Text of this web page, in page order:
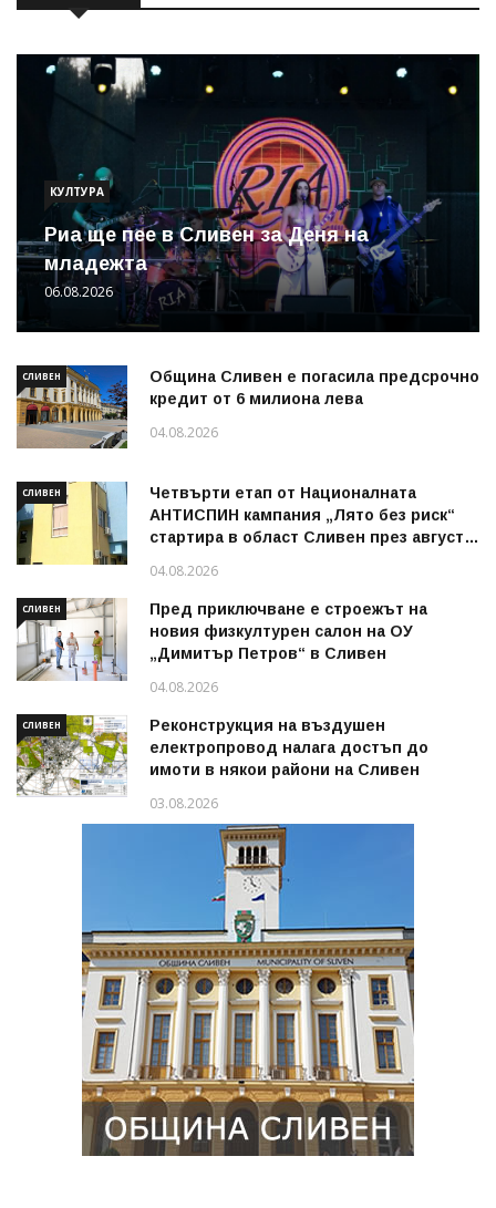
КУЛТУРА
Риа ще пее в Сливен за Деня на
младежта
06.08.2026
СЛИВЕН
Община Сливен е погасила предсрочно
кредит от 6 милиона лева
04.08.2026
СЛИВЕН
Четвърти етап от Националната
АНТИСПИН кампания „Лято без риск“
стартира в област Сливен през август
04.08.2026
СЛИВЕН
Пред приключване е строежът на
новия физкултурен салон на ОУ
„Димитър Петров“ в Сливен
04.08.2026
СЛИВЕН
Реконструкция на въздушен
електропровод налага достъп до
имоти в някои райони на Сливен
03.08.2026